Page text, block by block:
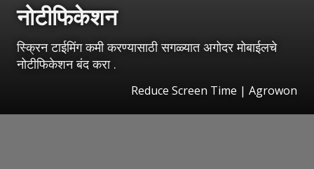
नोटीफिकेशन
स्क्रिन टाईमिंग कमी करण्यासाठी सगळ्यात अगोदर मोबाईलचे
नोटीफिकेशन बंद करा .
Reduce Screen Time | Agrowon